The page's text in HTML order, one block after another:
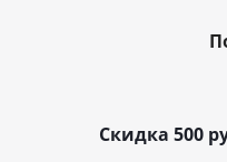
Скидка 500